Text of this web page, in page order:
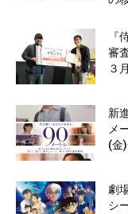
『
審
３
新
メ
(金
劇
シ